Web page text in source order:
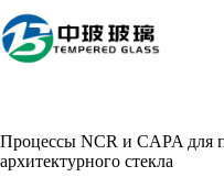
к
сути
Процессы NCR и CAPA для
архитектурного стекла